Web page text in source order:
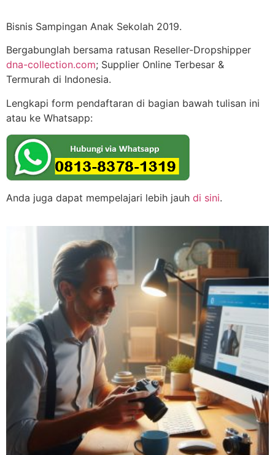
Bisnis Sampingan Anak Sekolah 2019.
Bergabunglah bersama ratusan Reseller-Dropshipper
dna-collection.com; Supplier Online Terbesar &
Termurah di Indonesia.
Lengkapi form pendaftaran di bagian bawah tulisan ini
atau ke Whatsapp:
Anda juga dapat mempelajari lebih jauh di sini.